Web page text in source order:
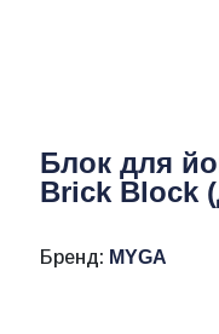
Блок для
Brick Block
Бренд: MYGA